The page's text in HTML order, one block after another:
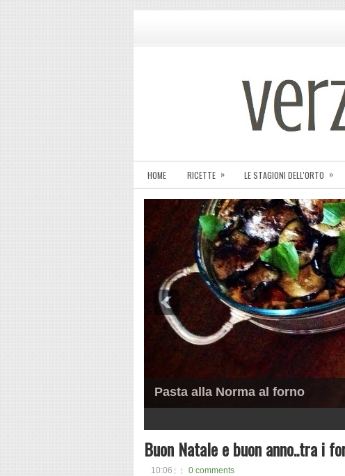
HOME RICETTE » LE STAGIONI DELL'ORTO »
Pasta alla Norma al forno
Buon Natale e buon anno..tra i
10:06 0 comments